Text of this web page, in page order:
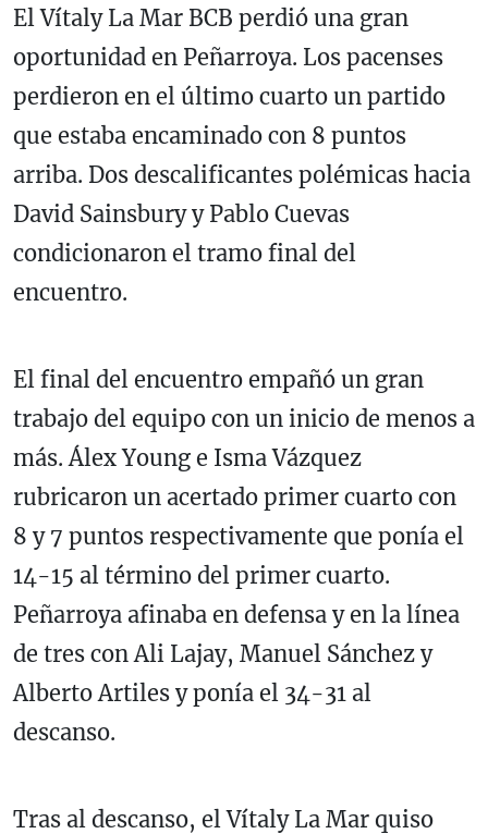
El Vítaly La Mar BCB perdió una gran
oportunidad en Peñarroya. Los pacenses
perdieron en el último cuarto un partido
que estaba encaminado con 8 puntos
arriba. Dos descalificantes polémicas hacia
David Sainsbury y Pablo Cuevas
condicionaron el tramo final del
encuentro.
El final del encuentro empañó un gran
trabajo del equipo con un inicio de menos a
más. Álex Young e Isma Vázquez
rubricaron un acertado primer cuarto con
8 y 7 puntos respectivamente que ponía el
14-15 al término del primer cuarto.
Peñarroya afinaba en defensa y en la línea
de tres con Ali Lajay, Manuel Sánchez y
Alberto Artiles y ponía el 34-31 al
descanso.
Tras al descanso, el Vítaly La Mar quiso